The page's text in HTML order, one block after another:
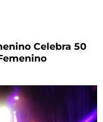
Celebra 50